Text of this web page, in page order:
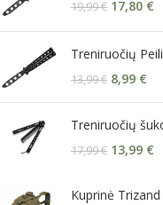
19,99€ 17,80 €
Treniruočių
13,99€ 8,99 €
Treniruočių
17,99€ 13,99 €
Kuprinė